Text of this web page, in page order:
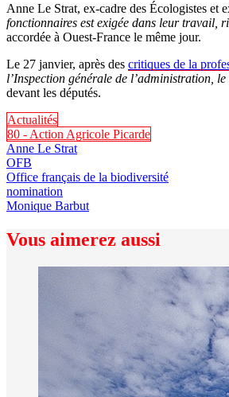
Anne Le Strat, ex-cadre des Écologistes et
fonctionnaires est exigée dans leur travail,
accordée à Ouest-France le même jour.
Le 27 janvier, après des critiques de la
l’Inspection générale de l’administration,
devant les députés.
Actualités
80 - Action Agricole Picarde
Anne Le Strat
OFB
Office français de la biodiversité
nomination
Monique Barbut
Vous aimerez aussi